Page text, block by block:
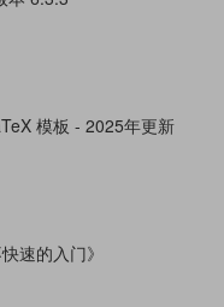
模板 - 2025年更新
速的入门》